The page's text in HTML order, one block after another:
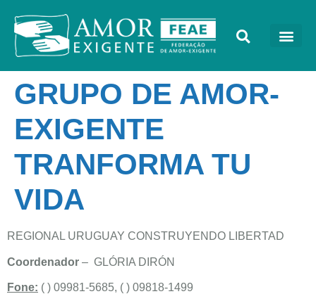
GRUPO DE AMOR-
EXIGENTE
TRANFORMA TU
VIDA
REGIONAL URUGUAY CONSTRUYENDO LIBERTAD
Coordenador – GLÓRIA DIRÓN
Fone: ( ) 09981-5685, ( ) 09818-1499